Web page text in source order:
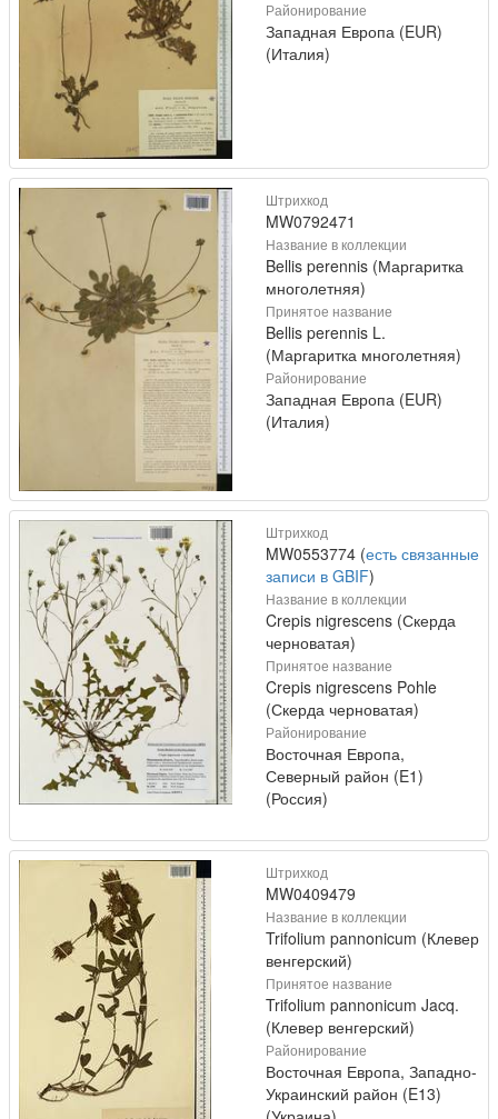
Районирование
Западная Европа (EUR)
(Италия)
Штрихкод
MW0792471
Название в коллекции
Bellis perennis (Маргаритка
многолетняя)
Принятое название
Bellis perennis L.
(Маргаритка многолетняя)
Районирование
Западная Европа (EUR)
(Италия)
Штрихкод
MW0553774 (есть связанные
записи в GBIF)
Название в коллекции
Crepis nigrescens (Скерда
черноватая)
Принятое название
Crepis nigrescens Pohle
(Скерда черноватая)
Районирование
Восточная Европа,
Северный район (E1)
(Россия)
Штрихкод
MW0409479
Название в коллекции
Trifolium pannonicum (Клевер
венгерский)
Принятое название
Trifolium pannonicum Jacq.
(Клевер венгерский)
Районирование
Восточная Европа, Западно-
Украинский район (E13)